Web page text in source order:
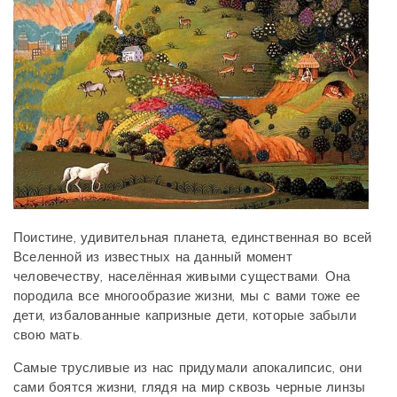
Поистине, удивительная планета, единственная во всей
Вселенной из известных на данный момент
человечеству, населённая живыми существами. Она
породила все многообразие жизни, мы с вами тоже ее
дети, избалованные капризные дети, которые забыли
свою мать.
Самые трусливые из нас придумали апокалипсис, они
сами боятся жизни, глядя на мир сквозь черные линзы